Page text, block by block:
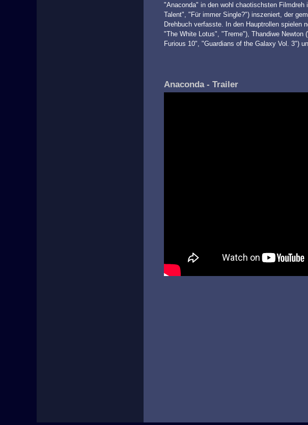
"Anaconda" in den wohl chaotischsten
Talent", "Für immer Single?") inszeniert, der
Drehbuch verfasste. In den Hauptrollen spielen
"The White Lotus", "Treme"), Thandiwe Newton
Furious 10", "Guardians of the Galaxy Vol. 3")
Anaconda - Trailer